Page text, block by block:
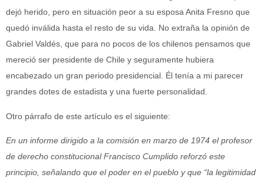
dejó herido, pero en situación peor a su esposa Anita Fresno que
quedó inválida hasta el resto de su vida. No extraña la opinión de
Gabriel Valdés, que para no pocos de los chilenos pensamos que
mereció ser presidente de Chile y seguramente hubiera
encabezado un gran periodo presidencial. Él tenía a mi parecer
grandes dotes de estadista y una fuerte personalidad.
Otro párrafo de este artículo es el siguiente:
En un informe dirigido a la comisión en marzo de 1974 el profesor
de derecho constitucional Francisco Cumplido reforzó este
principio, señalando que el poder en el pueblo y que “la legitimidad